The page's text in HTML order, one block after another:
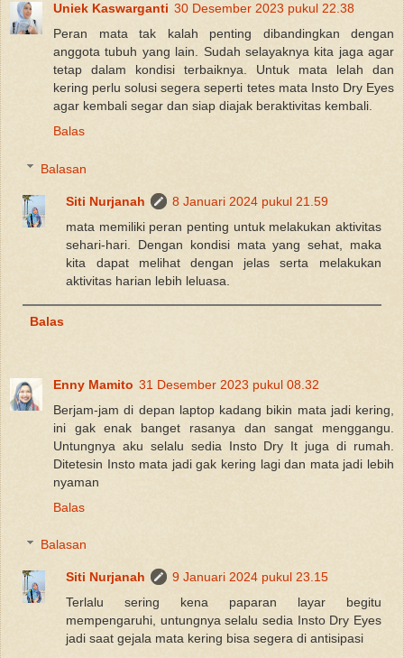
Uniek Kaswarganti 30 Desember 2023 pukul 22.38
Peran mata tak kalah penting dibandingkan dengan
anggota tubuh yang lain. Sudah selayaknya kita jaga agar
tetap dalam kondisi terbaiknya. Untuk mata lelah dan
kering perlu solusi segera seperti tetes mata Insto Dry Eyes
agar kembali segar dan siap diajak beraktivitas kembali.
Balas
Balasan
Siti Nurjanah
8 Januari 2024 pukul 21.59
mata memiliki peran penting untuk melakukan aktivitas
sehari-hari. Dengan kondisi mata yang sehat, maka
kita dapat melihat dengan jelas serta melakukan
aktivitas harian lebih leluasa.
Balas
Enny Mamito 31 Desember 2023 pukul 08.32
Berjam-jam di depan laptop kadang bikin mata jadi kering,
ini gak enak banget rasanya dan sangat menggangu.
Untungnya aku selalu sedia Insto Dry It juga di rumah.
Ditetesin Insto mata jadi gak kering lagi dan mata jadi lebih
nyaman
Balas
Balasan
Siti Nurjanah
9 Januari 2024 pukul 23.15
Terlalu sering kena paparan layar begitu
mempengaruhi, untungnya selalu sedia Insto Dry Eyes
jadi saat gejala mata kering bisa segera di antisipasi